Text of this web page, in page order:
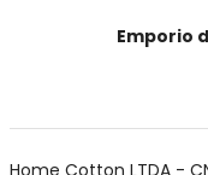
Emporio